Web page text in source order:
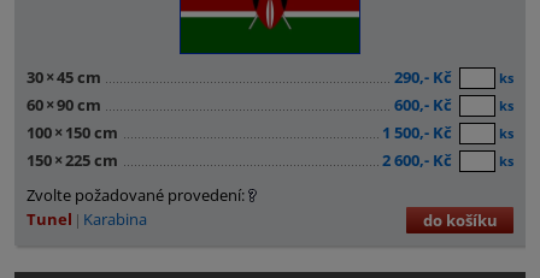
30×45 cm 290,- Kč ks
60×90 cm 600,- Kč ks
100× 150 cm 1 500,- Kč ks
150×225 cm 2 600,- Kč ks
Zvolte požadované provedení:
Tunel
Karabina do košíku